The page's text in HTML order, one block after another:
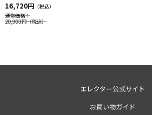
16,720円 （税込）
通常価格：
20,900円（税込）
エレクター公式サイト
お買い物ガイド